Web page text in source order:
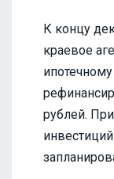
К концу
краевое
рублей.